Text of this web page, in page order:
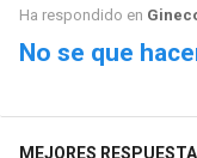
Ha respondido en
No se que
MEJORES